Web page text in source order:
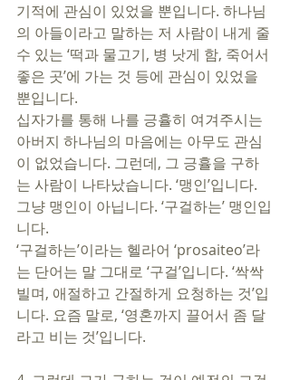
기적에 관심이 있었을 뿐입니다. 하나님
의 아들이라고 말하는 저 사람이 내게 줄
수 있는 ‘떡과 물고기, 병 낫게 함, 죽어서
좋은 곳’에 가는 것 등에 관심이 있었을
뿐입니다.
십자가를 통해 나를 긍휼히 여겨주시는
아버지 하나님의 마음에는 아무도 관심
이 없었습니다. 그런데, 그 긍휼을 구하
는 사람이 나타났습니다. ‘맹인’입니다.
그냥 맹인이 아닙니다. ‘구걸하는’ 맹인입
니다.
‘구걸하는’이라는 헬라어 ‘prosaiteo’라
는 단어는 말 그대로 ‘구걸’입니다. ‘싹싹
빌며, 애절하고 간절하게 요청하는 것’입
니다. 요즘 말로, ‘영혼까지 끌어서 좀 달
라고 비는 것’입니다.